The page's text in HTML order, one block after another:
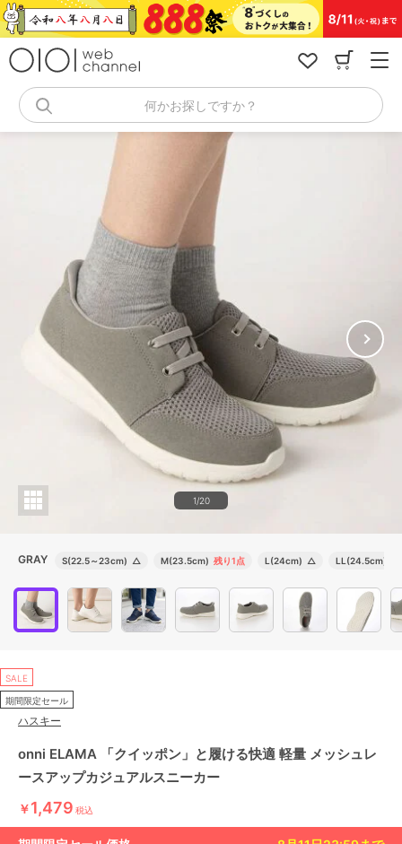
コ
ン
キ
何かお探しですか？
1/20
GRAY S(22.5～23cm) △ M(23.5cm) 残り1点 L(24cm) △ LL(24.5cm)
SALE
期間限定セール
ハスキー
onni ELAMA 「クイッポン」と履ける快適 軽量 メッシュレ
ースアップカジュアルスニーカー
￥1,479 税込